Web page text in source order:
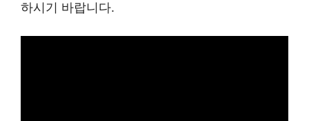
하시기 바랍니다.